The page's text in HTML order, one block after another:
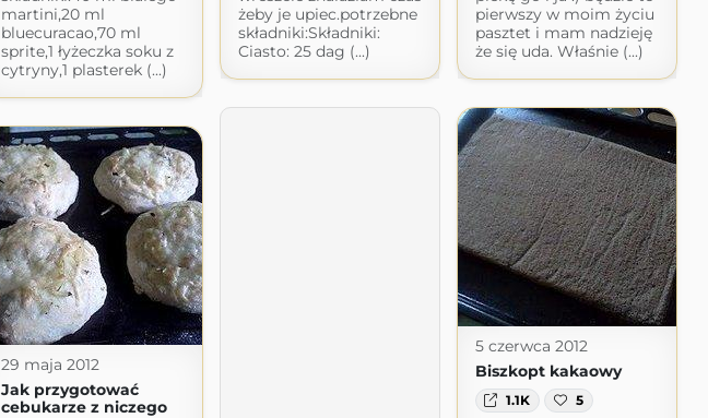
martini,20 ml
bluecuracao,70 ml
sprite,1 łyżeczka soku z
cytryny,1 plasterek (...)
żeby je upiec.potrzebne
składniki:Składniki:
Ciasto: 25 dag (...)
pierwszy w moim życiu
pasztet i mam nadzieję
że się uda. Właśnie (...)
5 czerwca 2012
Biszkopt kakaowy
1.1K 5
29 maja 2012
Jak przygotować
cebukarze z niczego